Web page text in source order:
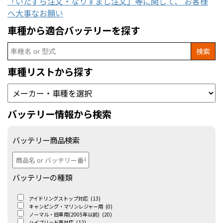
へ大事なお願い
車種から適合バッテリーを探す
Search
for:
車種リストから探す
バッテリー情報から検索
バッテリー商品検索
バッテリーの種類
アイドリングストップ対応 (13)
キャンピング・マリンレジャー用 (0)
ノーマル・旧車用(2005年以前) (20)